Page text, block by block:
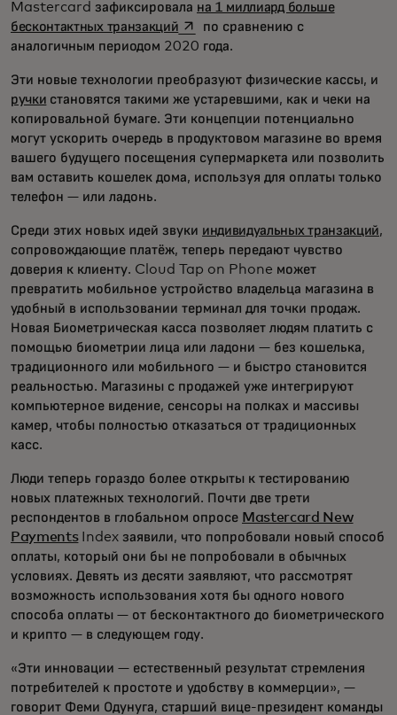
Mastercard зафиксировала на 1 миллиард больше
бесконтактных транзакцийopens in a new tab
по сравнению с
аналогичным периодом 2020 года.
Эти новые технологии преобразуют физические кассы, и
ручки становятся такими же устаревшими, как и чеки на
копировальной бумаге. Эти концепции потенциально
могут ускорить очередь в продуктовом магазине во время
вашего будущего посещения супермаркета или позволить
вам оставить кошелек дома, используя для оплаты только
телефон — или ладонь.
Среди этих новых идей звуки индивидуальных транзакций,
сопровождающие платёж, теперь передают чувство
доверия к клиенту. Cloud Tap on Phone может
превратить мобильное устройство владельца магазина в
удобный в использовании терминал для точки продаж.
Новая Биометрическая касса позволяет людям платить с
помощью биометрии лица или ладони — без кошелька,
традиционного или мобильного — и быстро становится
реальностью. Магазины с продажей уже интегрируют
компьютерное видение, сенсоры на полках и массивы
камер, чтобы полностью отказаться от традиционных
касс.
Люди теперь гораздо более открыты к тестированию
новых платежных технологий. Почти две трети
респондентов в глобальном опросе Mastercard New
PaymentsIndex заявили, что попробовали новый способ
оплаты, который они бы не попробовали в обычных
условиях. Девять из десяти заявляют, что рассмотрят
возможность использования хотя бы одного нового
способа оплаты — от бесконтактного до биометрического
и крипто — в следующем году.
«Эти инновации — естественный результат стремления
потребителей к простоте и удобству в коммерции», —
говорит Феми Одунуга, старший вице-президент команды